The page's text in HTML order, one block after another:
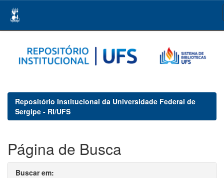
navigation
Repositório Institucional da Universidade Federal de
Sergipe - RI/UFS
Página de Busca
Buscar em: